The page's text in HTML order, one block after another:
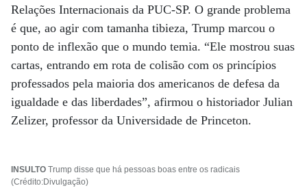
Relações Internacionais da PUC-SP. O grande problema
é que, ao agir com tamanha tibieza, Trump marcou o
ponto de inflexão que o mundo temia. “Ele mostrou suas
cartas, entrando em rota de colisão com os princípios
professados pela maioria dos americanos de defesa da
igualdade e das liberdades”, afirmou o historiador Julian
Zelizer, professor da Universidade de Princeton.
INSULTO Trump disse que há pessoas boas entre os radicais
(Crédito:Divulgação)